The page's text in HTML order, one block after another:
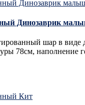
Динозаврик
шар в виде
78см, наполнение